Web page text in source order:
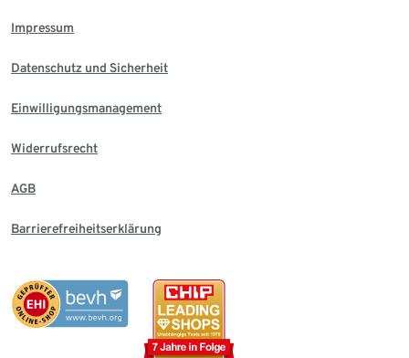
Impressum
Datenschutz und Sicherheit
Einwilligungsmanagement
Widerrufsrecht
AGB
Barrierefreiheitserklärung